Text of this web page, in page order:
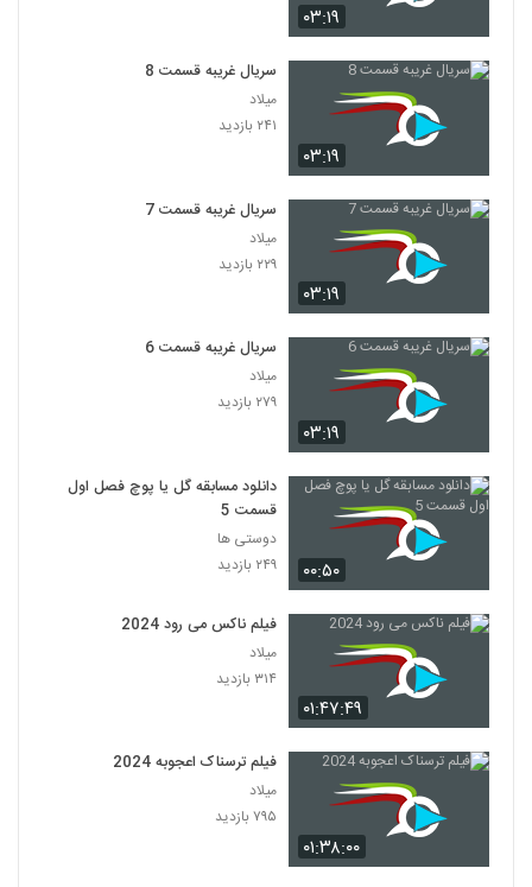
۰۳:۱۹
۰۳:۱۹
سریال غریبه قسمت 8
میلاد
۲۴۱ بازدید
۰۳:۱۹
سریال غریبه قسمت 7
میلاد
۲۲۹ بازدید
۰۳:۱۹
سریال غریبه قسمت 6
میلاد
۲۷۹ بازدید
۰۰:۵۰
دانلود مسابقه گل یا پوچ فصل اول
قسمت 5
دوستی ها
۲۴۹ بازدید
۰۱:۴۷:۴۹
فیلم ناکس می رود 2024
میلاد
۳۱۴ بازدید
۰۱:۳۸:۰۰
فیلم ترسناک اعجوبه 2024
میلاد
۷۹۵ بازدید